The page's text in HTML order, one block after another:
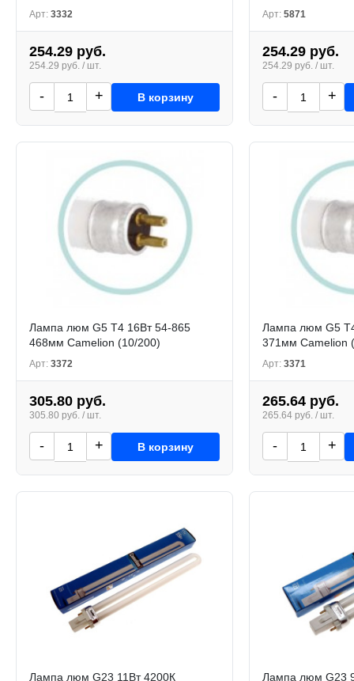
Арт: 3332
254.29 руб.
254.29 руб. / шт.
- + В корзину
Арт: 5871
254.29 руб.
254.29 руб. / шт.
- +
Лампа люм G5 T4 16Вт 54-865
468мм Camelion (10/200)
Арт: 3372
305.80 руб.
305.80 руб. / шт.
- + В корзину
Лампа люм G5
371мм Camelion
Арт: 3371
265.64 руб.
265.64 руб. / шт.
- +
Лампа люм G23 11Вт 4200К
Лампа люм G23